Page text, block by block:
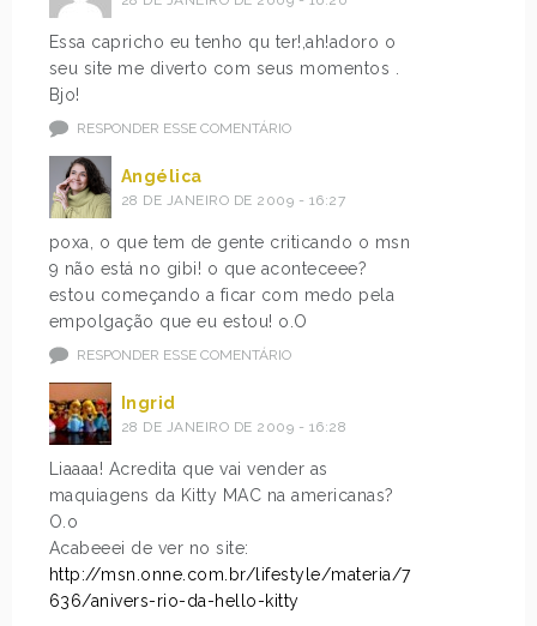
Essa capricho eu tenho qu ter!,ah!adoro o
seu site me diverto com seus momentos .
Bjo!
RESPONDER ESSE COMENTÁRIO
Angélica
28 DE JANEIRO DE 2009 - 16:27
poxa, o que tem de gente criticando o msn
9 não está no gibi! o que aconteceee?
estou começando a ficar com medo pela
empolgação que eu estou! o.O
RESPONDER ESSE COMENTÁRIO
Ingrid
28 DE JANEIRO DE 2009 - 16:28
Liaaaa! Acredita que vai vender as
maquiagens da Kitty MAC na americanas?
O.o
Acabeeei de ver no site:
http://msn.onne.com.br/lifestyle/materia/7
636/anivers-rio-da-hello-kitty